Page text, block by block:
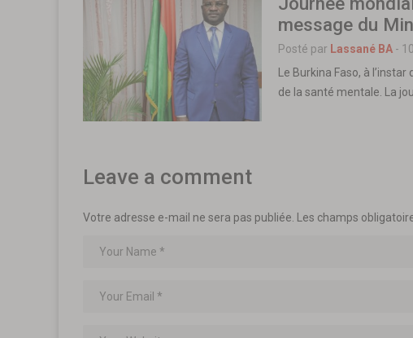
message du
Posté par Lassané BA -
Le Burkina Faso, à
de la santé mentale. La
Leave a comment
Votre adresse e-mail ne sera pas publiée. Les champs